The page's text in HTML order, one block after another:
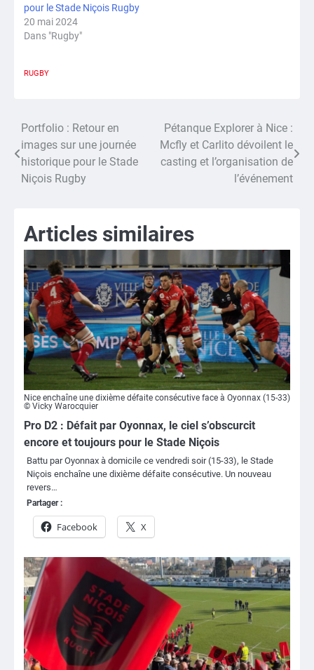
pour le Stade Niçois Rugby
20 mai 2024
Dans "Rugby"
RUGBY
Navigation
de
l’article
Portfolio : Retour en
images sur une journée
historique pour le Stade
Niçois Rugby
Pétanque Explorer à Nice :
Mcfly et Carlito dévoilent le
casting et l’organisation de
l’événement
Articles similaires
Nice enchaîne une dixième défaite consécutive face à Oyonnax (15-33)
© Vicky Warocquier
Pro D2 : Défait par Oyonnax, le ciel s’obscurcit
encore et toujours pour le Stade Niçois
Battu par Oyonnax à domicile ce vendredi soir (15-33), le Stade
Niçois enchaîne une dixième défaite consécutive. Un nouveau
revers…
Partager :
Facebook X